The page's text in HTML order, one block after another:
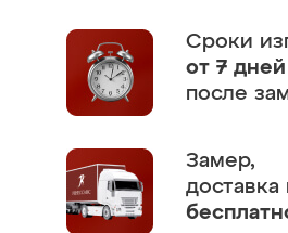
Сроки
от 7 дней
после
Замер,